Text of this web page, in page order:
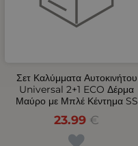
Σετ Καλύμματα Αυτοκινήτου
Universal 2+1 ECO Δέρμα
Μαύρο με Μπλέ Κέντημα SS
23.99 €